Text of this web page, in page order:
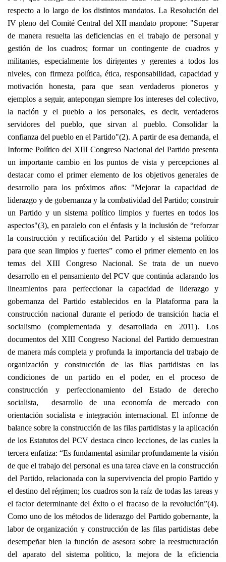
respecto a lo largo de los distintos mandatos. La Resolución del
IV pleno del Comité Central del XII mandato propone: "Superar
de manera resuelta las deficiencias en el trabajo de personal y
gestión de los cuadros; formar un contingente de cuadros y
militantes, especialmente los dirigentes y gerentes a todos los
niveles, con firmeza política, ética, responsabilidad, capacidad y
motivación honesta, para que sean verdaderos pioneros y
ejemplos a seguir, antepongan siempre los intereses del colectivo,
la nación y el pueblo a los personales, es decir, verdaderos
servidores del pueblo, que sirvan al pueblo. Consolidar la
confianza del pueblo en el Partido"(2). A partir de esa demanda, el
Informe Político del XIII Congreso Nacional del Partido presenta
un importante cambio en los puntos de vista y percepciones al
destacar como el primer elemento de los objetivos generales de
desarrollo para los próximos años: "Mejorar la capacidad de
liderazgo y de gobernanza y la combatividad del Partido; construir
un Partido y un sistema político limpios y fuertes en todos los
aspectos"(3), en paralelo con el énfasis y la inclusión de “reforzar
la construcción y rectificación del Partido y el sistema político
para que sean limpios y fuertes” como el primer elemento en los
temas del XIII Congreso Nacional. Se trata de un nuevo
desarrollo en el pensamiento del PCV que continúa aclarando los
lineamientos para perfeccionar la capacidad de liderazgo y
gobernanza del Partido establecidos en la Plataforma para la
construcción nacional durante el período de transición hacia el
socialismo (complementada y desarrollada en 2011). Los
documentos del XIII Congreso Nacional del Partido demuestran
de manera más completa y profunda la importancia del trabajo de
organización y construcción de las filas partidistas en las
condiciones de un partido en el poder, en el proceso de
construcción y perfeccionamiento del Estado de derecho
socialista, desarrollo de una economía de mercado con
orientación socialista e integración internacional. El informe de
balance sobre la construcción de las filas partidistas y la aplicación
de los Estatutos del PCV destaca cinco lecciones, de las cuales la
tercera enfatiza: “Es fundamental asimilar profundamente la visión
de que el trabajo del personal es una tarea clave en la construcción
del Partido, relacionada con la supervivencia del propio Partido y
el destino del régimen; los cuadros son la raíz de todas las tareas y
el factor determinante del éxito o el fracaso de la revolución”(4).
Como uno de los métodos de liderazgo del Partido gobernante, la
labor de organización y construcción de las filas partidistas debe
desempeñar bien la función de asesora sobre la reestructuración
del aparato del sistema político, la mejora de la eficiencia